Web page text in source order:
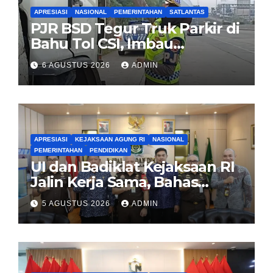
APRESIASI NASIONAL PEMERINTAHAN SATLANTAS
PJR BSD Tegur Truk Parkir di
Bahu Tol CSI, Imbau
Pengendara Tertib
6 AGUSTUS 2026 ADMIN
APRESIASI KEJAKSAAN AGUNG RI
NASIONAL
PEMERINTAHAN
PENDIDIKAN
UI dan Badiklat Kejaksaan RI
Jalin Kerja Sama, Bahas
Pembentukan Pusat Studi
Kajian Kejaksaan
5 AGUSTUS 2026 ADMIN